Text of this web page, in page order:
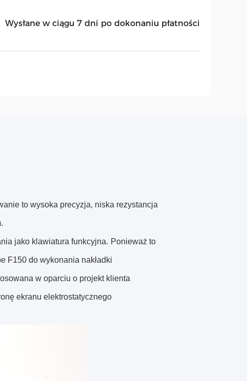
Wysłane w ciągu 7 dni po dokonaniu płatności
to wysoka precyzja, niska rezystancja
jako klawiatura funkcyjna. Ponieważ to
F150 do wykonania nakładki
w oparciu o projekt klienta
ekranu elektrostatycznego